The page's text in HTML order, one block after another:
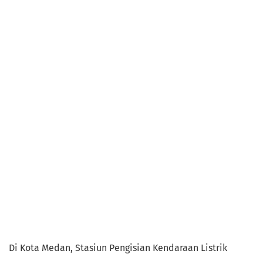
Di Kota Medan, Stasiun Pengisian Kendaraan Listrik